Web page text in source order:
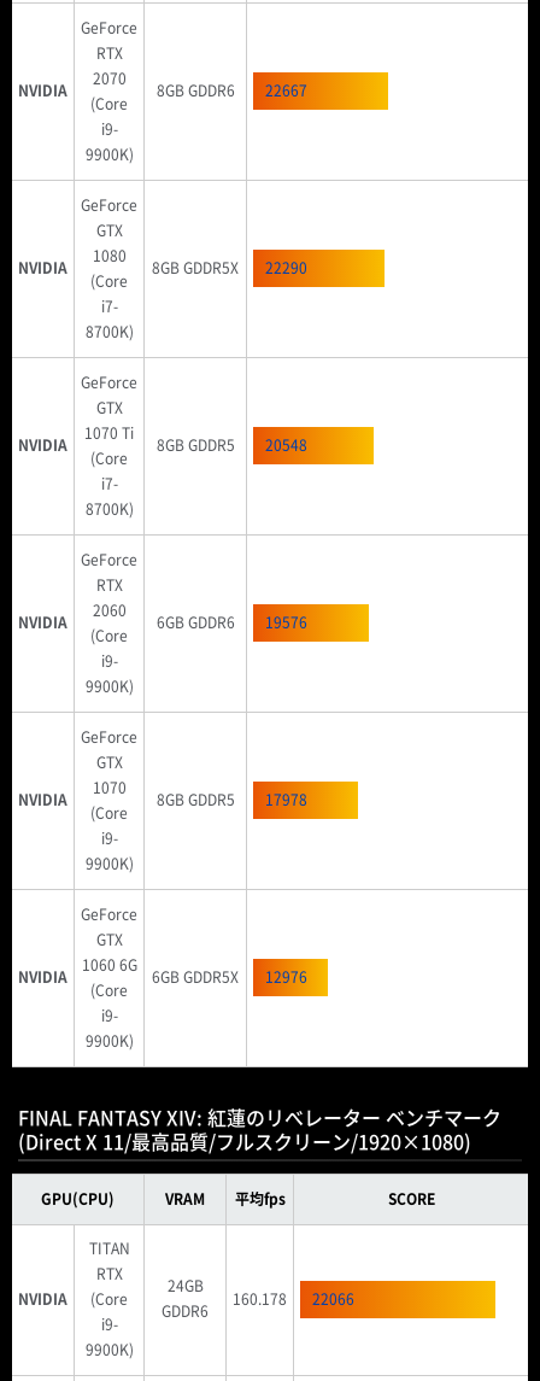
NVIDIA
GeForce
RTX
2070
(Core
i9-
9900K)
8GB GDDR6 22667
NVIDIA
GeForce
GTX
1080
(Core
i7-
8700K)
8GB GDDR5X 22290
NVIDIA
GeForce
GTX
1070 Ti
(Core
i7-
8700K)
8GB GDDR5 20548
NVIDIA
GeForce
RTX
2060
(Core
i9-
9900K)
6GB GDDR6 19576
NVIDIA
GeForce
GTX
1070
(Core
i9-
9900K)
8GB GDDR5 17978
NVIDIA
GeForce
GTX
1060 6G
(Core
i9-
9900K)
6GB GDDR5X 12976
FINAL FANTASY XIV: 紅蓮のリべレーター ベンチマーク
(Direct X 11/最高品質/フルスクリーン/1920×1080)
GPU(CPU) VRAM 平均fps SCORE
NVIDIA
TITAN
RTX
(Core
i9-
9900K)
24GB
GDDR6
160.178 22066